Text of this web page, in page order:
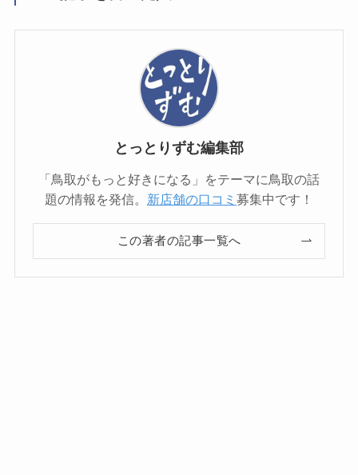
とっとりずむ編集部
「鳥取がもっと好きになる」をテーマに鳥取の話
題の情報を発信。 新店舗の口コミ 募集中です！
この著者の記事一覧へ